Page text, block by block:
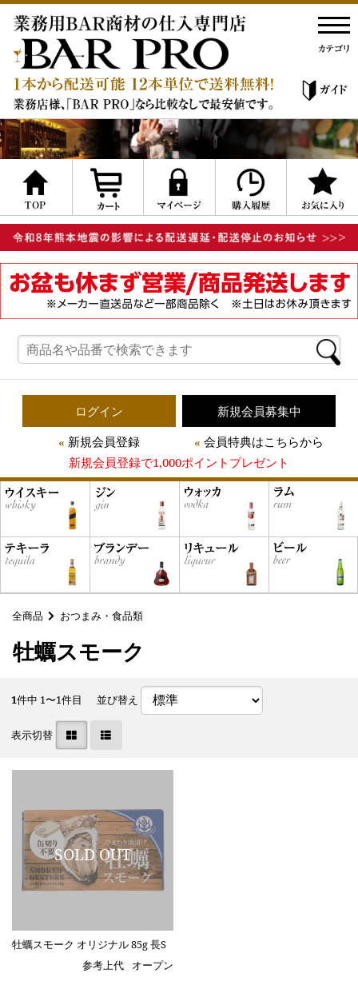
ログイン
新規会員登録
新規会員募集中
会員特典はこちらから
新規会員登録で1,000ポイントプレゼント
全商品 おつまみ・食品類
牡蠣スモーク
1件中 1〜1件目 並び替え
表示切替
牡蠣スモーク オリジナル 85g 長S
参考上代
オープン